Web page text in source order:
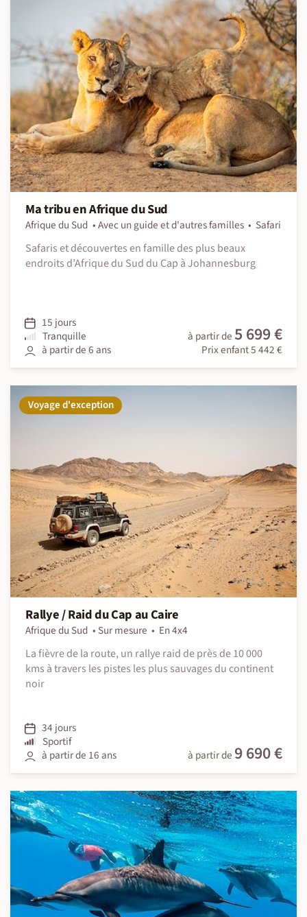
Ma tribu en Afrique du Sud
Afrique du Sud Avec un guide et d'autres familles
Safari
Safaris et découvertes en famille des plus beaux
endroits d’Afrique du Sud du Cap à Johannesburg
15 jours
Tranquille
à partir de 6 ans
à partir de 5 699 €
Prix enfant 5 442 €
Voyage d'exception
Rallye / Raid du Cap au Caire
Afrique du Sud Sur mesure
En 4x4
La fièvre de la route, un rallye raid de près de 10 000
kms à travers les pistes les plus sauvages du continent
noir
34 jours
Sportif
à partir de 16 ans
à partir de 9 690 €